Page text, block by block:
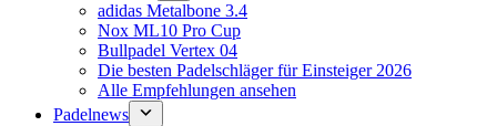
adidas Metalbone 3.4
Nox ML10 Pro Cup
Bullpadel Vertex 04
Die besten Padelschläger für Einsteiger 2026
Alle Empfehlungen ansehen
Padelnews